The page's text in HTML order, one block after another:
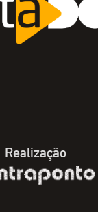
Realização